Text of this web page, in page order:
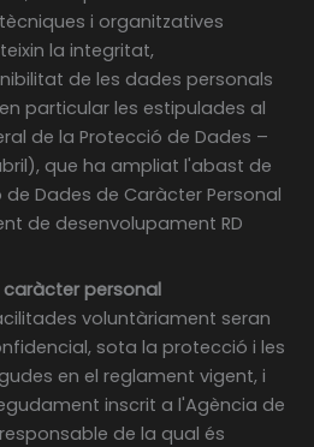
i organitzatives
la integritat,
de les dades personals
particular les estipulades al
de la Protecció de Dades –
que ha ampliat l'abast de
Dades de Caràcter Personal
de desenvolupament RD
personal
voluntàriament seran
sota la protecció i les
en el reglament vigent, i
inscrit a l'Agència de
de la qual és